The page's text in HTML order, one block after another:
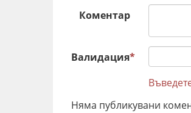
Коментар
Валидация*
Няма публикувани